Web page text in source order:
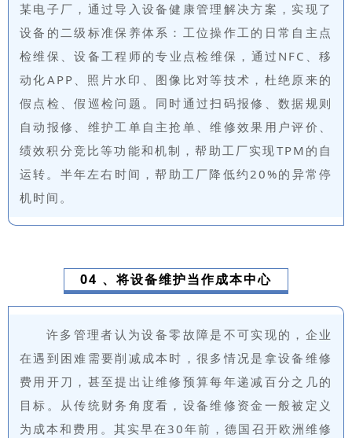
某电子厂，通过导入设备健康管理解决方案，实现了
设备的二级标准保养体系：工位操作工的日常自主点
检维保、设备工程师的专业点检维保，通过NFC、移
动化APP、照片水印、图像比对等技术，杜绝原来的
假点检、假巡检问题。同时通过扫码报修、数据规则
自动报修、维护工单自主抢单、维修效果用户评价、
绩效积分竞比等功能和机制，帮助工厂实现TPM的自
运转。半年左右时间，帮助工厂降低约20%的异常停
机时间。
04 、将设备维护当作成本中心
许多管理者认为设备零故障是不可实现的，企业
在遇到困难需要削减成本时，很多情况是拿设备维修
费用开刀，甚至提出让维修预算每年递减百分之几的
目标。从传统财务角度看，设备维修资金一般被定义
为成本和费用。其实早在30年前，德国召开欧洲维修